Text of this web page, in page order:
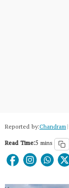
Reported by:Chandram|
Read Time:5 mins